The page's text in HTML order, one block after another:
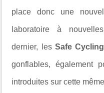
place donc une
laboratoire à
dernier, les Safe
gonflables, également
introduites sur cette